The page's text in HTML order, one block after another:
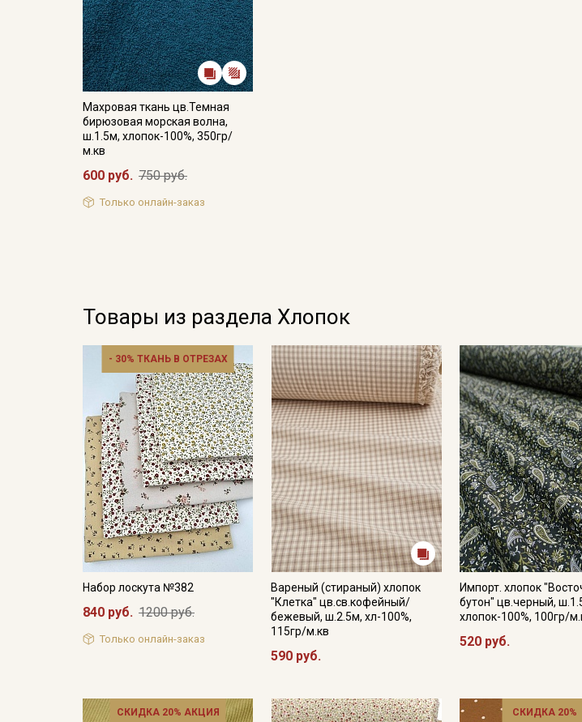
Махровая ткань цв.Темная
бирюзовая морская волна,
ш.1.5м, хлопок-100%, 350гр/
м.кв
600 руб. 750 руб.
Только онлайн-заказ
Товары из раздела Хлопок
- 30% ТКАНЬ В ОТРЕЗАХ
Набор лоскута №382
840 руб. 1200 руб.
Только онлайн-заказ
Вареный (стираный) хлопок
"Клетка" цв.св.кофейный/
бежевый, ш.2.5м, хл-100%,
115гр/м.кв
590 руб.
Импорт. хлопок
бутон" цв.черный,
хлопок-100%, 100гр/
520 руб.
СКИДКА 20% АКЦИЯ СКИДКА 20%